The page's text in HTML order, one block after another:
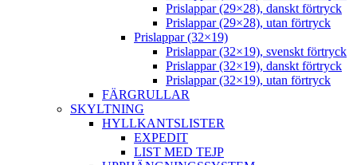
Prislappar (29×28), danskt förtryck
Prislappar (29×28), utan förtryck
Prislappar (32×19)
Prislappar (32×19), svenskt förtryck
Prislappar (32×19), danskt förtryck
Prislappar (32×19), utan förtryck
FÄRGRULLAR
SKYLTNING
HYLLKANTSLISTER
EXPEDIT
LIST MED TEJP